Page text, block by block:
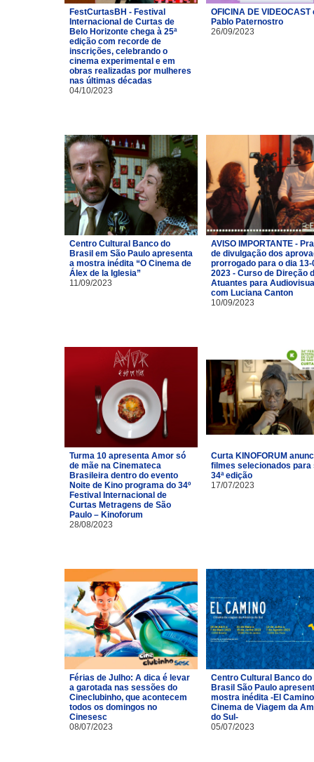
FestCurtasBH - Festival
Internacional de Curtas de
Belo Horizonte chega à 25ª
edição com recorde de
inscrições, celebrando o
cinema experimental e em
obras realizadas por mulheres
nas últimas décadas
04/10/2023
OFICINA DE VIDEOCAST
Pablo Paternostro
26/09/2023
Centro Cultural Banco do
Brasil em São Paulo apresenta
a mostra inédita “O Cinema de
Álex de la Iglesia”
11/09/2023
AVISO IMPORTANTE -
de divulgação dos
prorrogado para o dia 13-
2023 - Curso de Direção
Atuantes para
com Luciana Canton
10/09/2023
Turma 10 apresenta Amor só
de mãe na Cinemateca
Brasileira dentro do evento
Noite de Kino programa do 34º
Festival Internacional de
Curtas Metragens de São
Paulo – Kinoforum
28/08/2023
Curta KINOFORUM
filmes selecionados para
34ª edição
17/07/2023
Férias de Julho: A dica é levar
a garotada nas sessões do
Cineclubinho, que acontecem
todos os domingos no
Cinesesc
08/07/2023
Centro Cultural Banco do
Brasil São Paulo
mostra inédita -El
Cinema de Viagem da
do Sul-
05/07/2023